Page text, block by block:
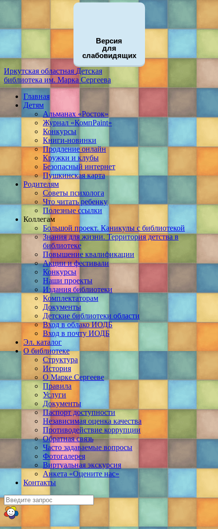
Версия
для
слабовидящих
Иркутская областная Детская
библиотека им. Марка Сергеева
Главная
Детям
Альманах «Росток»
Журнал «КомпPaint»
Конкурсы
Книги-новинки
Продление онлайн
Кружки и клубы
Безопасный интернет
Пушкинская карта
Родителям
Советы психолога
Что читать ребенку
Полезные ссылки
Коллегам
Большой проект. Каникулы с библиотекой
Знания для жизни. Территория детства в
библиотеке
Повышение квалификации
Акции и фестивали
Конкурсы
Наши проекты
Издания библиотеки
Комплектаторам
Документы
Детские библиотеки области
Вход в облако ИОДБ
Вход в почту ИОДБ
Эл. каталог
О библиотеке
Структура
История
О Марке Сергееве
Правила
Услуги
Документы
Паспорт доступности
Независимая оценка качества
Противодействие коррупции
Обратная связь
Часто задаваемые вопросы
Фотогалерея
Виртуальная экскурсия
Анкета «Оцените нас»
Контакты